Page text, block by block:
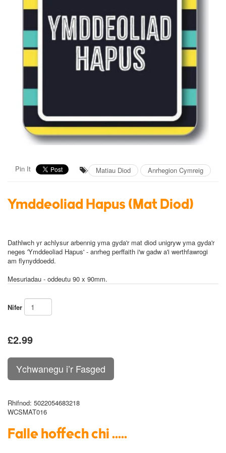
Pin It Matiau Diod Anrhegion Cymreig
Ymddeoliad Hapus (Mat Diod)
Dathlwch yr achlysur arbennig yma gyda'r mat diod unigryw yma gyda'r
neges 'Ymddeoliad Hapus' - anrheg perffaith i'w gadw a'i werthfawrogi
am flynyddoedd.
Mesuriadau - oddeutu 90 x 90mm.
Nifer
£2.99
Rhifnod: 5022054683218
WCSMAT016
Falle hoffech chi .....